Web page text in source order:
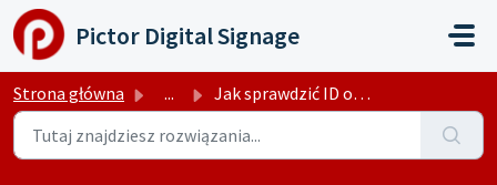
Przejdź do głównej treści
Pictor Digital Signage
Strona główna ... Jak sprawdzić ID odtwarzacza?